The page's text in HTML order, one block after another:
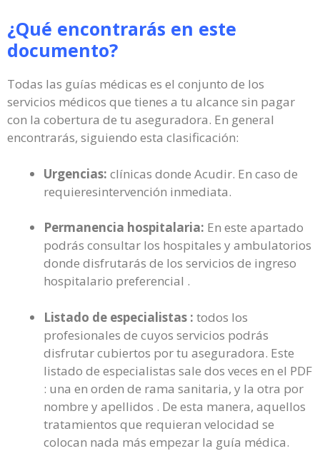
¿Qué encontrarás en este
documento?
Todas las guías médicas es el conjunto de los
servicios médicos que tienes a tu alcance sin pagar
con la cobertura de tu aseguradora. En general
encontrarás, siguiendo esta clasificación:
Urgencias: clínicas donde Acudir. En caso de
requieresintervención inmediata.
Permanencia hospitalaria: En este apartado
podrás consultar los hospitales y ambulatorios
donde disfrutarás de los servicios de ingreso
hospitalario preferencial .
Listado de especialistas : todos los
profesionales de cuyos servicios podrás
disfrutar cubiertos por tu aseguradora. Este
listado de especialistas sale dos veces en el PDF
: una en orden de rama sanitaria, y la otra por
nombre y apellidos . De esta manera, aquellos
tratamientos que requieran velocidad se
colocan nada más empezar la guía médica.